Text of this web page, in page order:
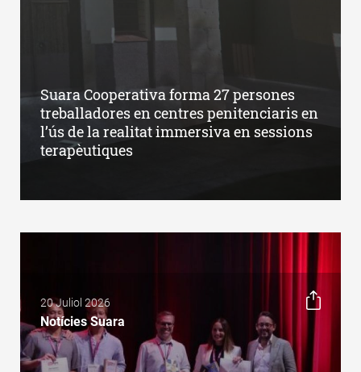
Suara Cooperativa forma 27 persones
treballadores en centres penitenciaris en
l’ús de la realitat immersiva en sessions
terapèutiques
20 Juliol 2026
Notícies Suara